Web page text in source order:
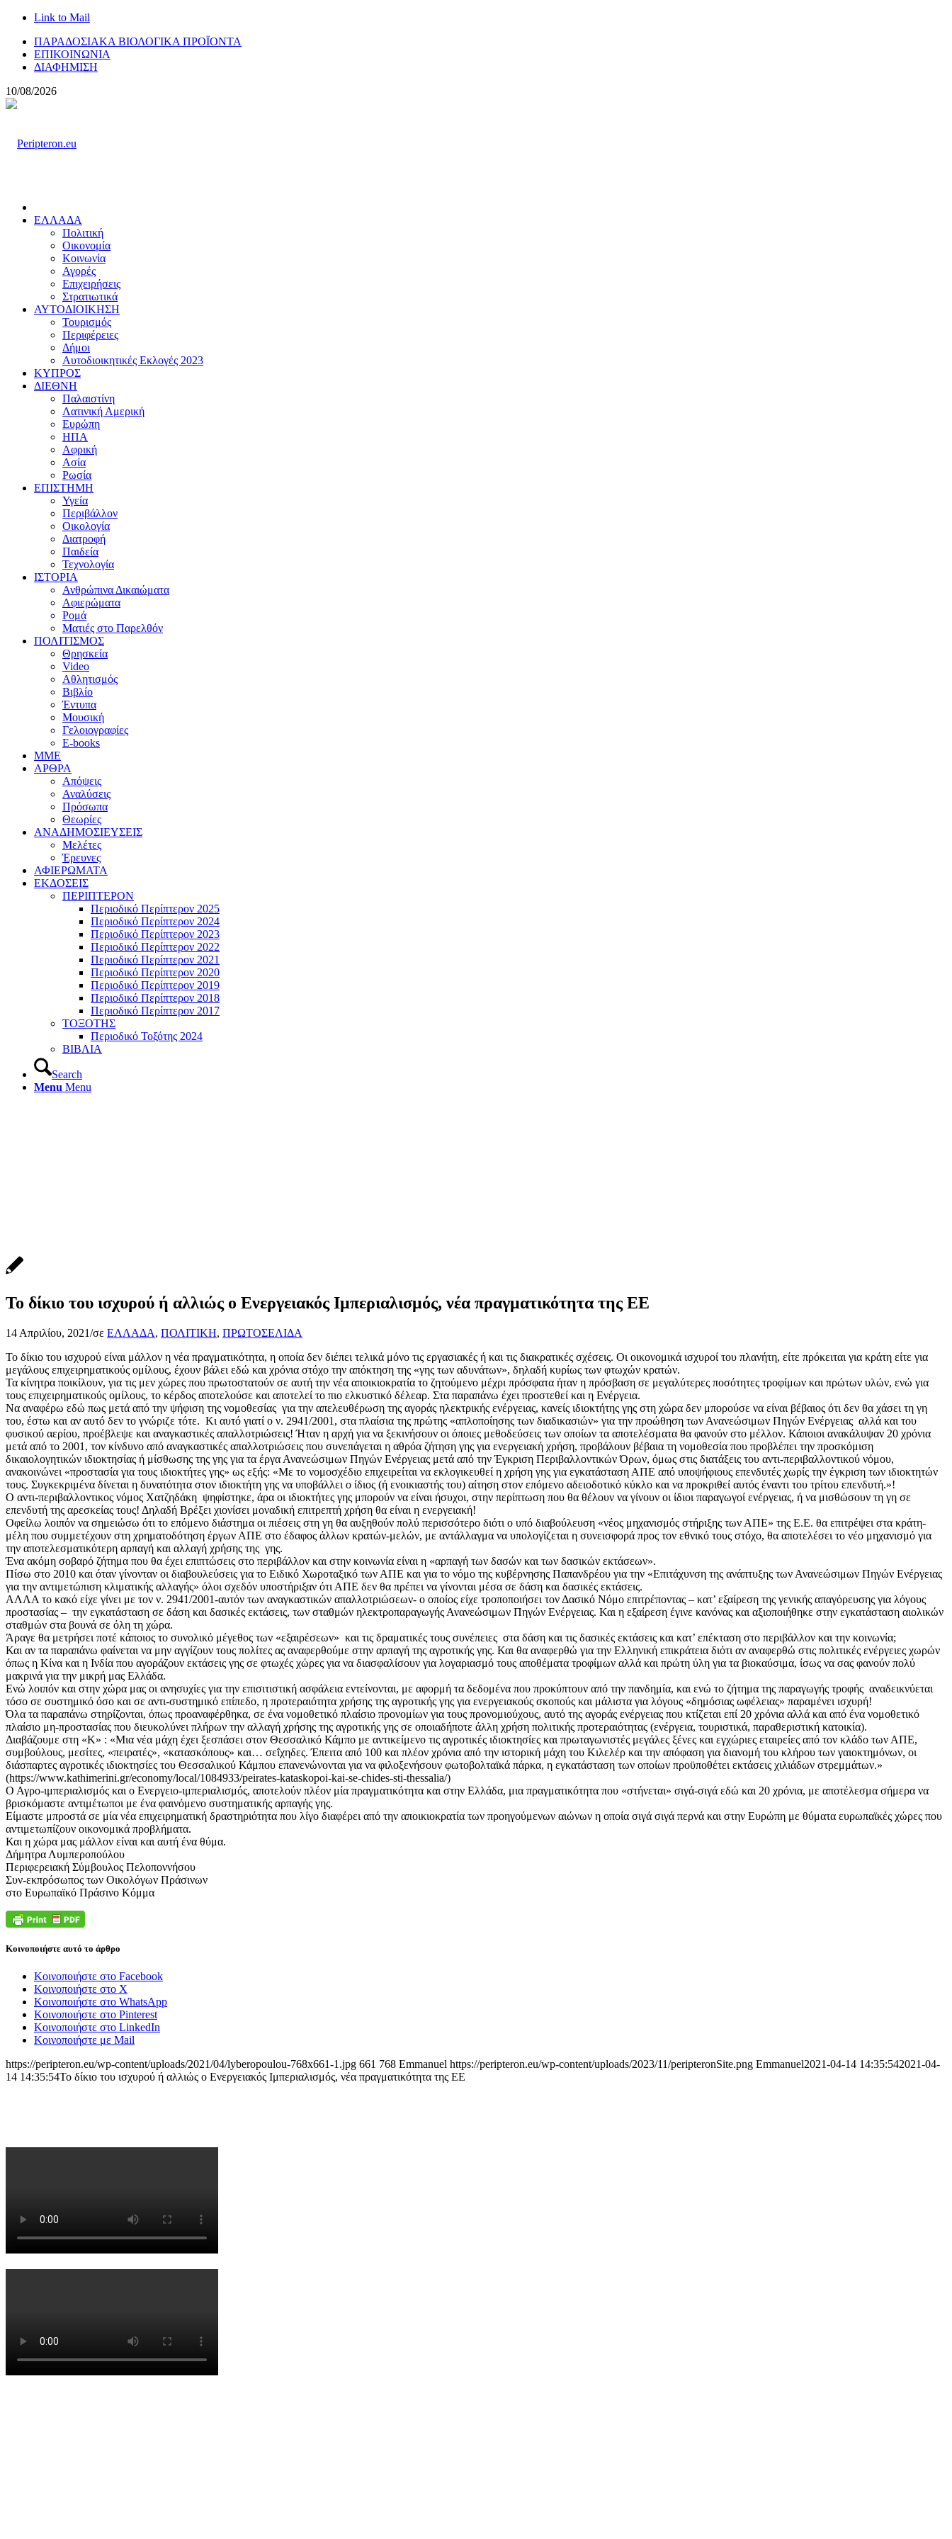
Link to Mail
ΠΑΡΑΔΟΣΙΑΚΑ ΒΙΟΛΟΓΙΚΑ ΠΡΟΪΟΝΤΑ
ΕΠΙΚΟΙΝΩΝΙΑ
ΔΙΑΦΗΜΙΣΗ
10/08/2026
ΕΛΛΑΔΑ
Πολιτική
Οικονομία
Κοινωνία
Αγορές
Επιχειρήσεις
Στρατιωτικά
ΑΥΤΟΔΙΟΙΚΗΣΗ
Τουρισμός
Περιφέρειες
Δήμοι
Αυτοδιοικητικές Εκλογές 2023
ΚΥΠΡΟΣ
ΔΙΕΘΝΗ
Παλαιστίνη
Λατινική Αμερική
Ευρώπη
ΗΠΑ
Αφρική
Ασία
Ρωσία
ΕΠΙΣΤΗΜΗ
Υγεία
Περιβάλλον
Οικολογία
Διατροφή
Παιδεία
Τεχνολογία
ΙΣΤΟΡΙΑ
Ανθρώπινα Δικαιώματα
Αφιερώματα
Ρομά
Ματιές στο Παρελθόν
ΠΟΛΙΤΙΣΜΟΣ
Θρησκεία
Video
Αθλητισμός
Βιβλίο
Έντυπα
Μουσική
Γελοιογραφίες
E-books
MME
ΑΡΘΡΑ
Απόψεις
Αναλύσεις
Πρόσωπα
Θεωρίες
ΑΝΑΔΗΜΟΣΙΕΥΣΕΙΣ
Μελέτες
Έρευνες
ΑΦΙΕΡΩΜΑΤΑ
ΕΚΔΟΣΕΙΣ
ΠΕΡΙΠΤΕΡΟΝ
Περιοδικό Περίπτερον 2025
Περιοδικό Περίπτερον 2024
Περιοδικό Περίπτερον 2023
Περιοδικό Περίπτερον 2022
Περιοδικό Περίπτερον 2021
Περιοδικό Περίπτερον 2020
Περιοδικό Περίπτερον 2019
Περιοδικό Περίπτερον 2018
Περιοδικό Περίπτερον 2017
ΤΟΞΟΤΗΣ
Περιοδικό Τοξότης 2024
ΒΙΒΛΙΑ
Search
Menu Menu
Το δίκιο του ισχυρού ή αλλιώς ο Ενεργειακός Ιμπεριαλισμός, νέα πραγματικότητα της ΕΕ
14 Απριλίου, 2021/σε ΕΛΛΑΔΑ, ΠΟΛΙΤΙΚΗ, ΠΡΩΤΟΣΕΛΙΔΑ
Το δίκιο του ισχυρού είναι μάλλον η νέα πραγματικότητα, η οποία δεν διέπει τελικά μόνο τις εργασιακές ή και τις διακρατικές σχέσεις. Οι οικονομικά ισχυροί του πλανήτη, είτε πρόκειται για κράτη είτε για
μεγάλους επιχειρηματικούς ομίλους, έχουν βάλει εδώ και χρόνια στόχο την απόκτηση της «γης των αδυνάτων», δηλαδή κυρίως των φτωχών κρατών.
Τα κίνητρα ποικίλουν, για τις μεν χώρες που πρωτοστατούν σε αυτή την νέα αποικιοκρατία το ζητούμενο μέχρι πρόσφατα ήταν η πρόσβαση σε μεγαλύτερες ποσότητες τροφίμων και πρώτων υλών, ενώ για
τους επιχειρηματικούς ομίλους, το κέρδος αποτελούσε και αποτελεί το πιο ελκυστικό δέλεαρ. Στα παραπάνω έχει προστεθεί και η Ενέργεια.
Να αναφέρω εδώ πως μετά από την ψήφιση της νομοθεσίας για την απελευθέρωση της αγοράς ηλεκτρικής ενέργειας, κανείς ιδιοκτήτης γης στη χώρα δεν μπορούσε να είναι βέβαιος ότι δεν θα χάσει τη γη
του, έστω και αν αυτό δεν το γνώριζε τότε. Κι αυτό γιατί ο ν. 2941/2001, στα πλαίσια της πρώτης «απλοποίησης των διαδικασιών» για την προώθηση των Ανανεώσιμων Πηγών Ενέργειας αλλά και του
φυσικού αερίου, προέβλεψε και αναγκαστικές απαλλοτριώσεις! Ήταν η αρχή για να ξεκινήσουν οι όποιες μεθοδεύσεις των οποίων τα αποτελέσματα θα φανούν στο μέλλον. Κάποιοι ανακάλυψαν 20 χρόνια
μετά από το 2001, τον κίνδυνο από αναγκαστικές απαλλοτριώσεις που συνεπάγεται η αθρόα ζήτηση γης για ενεργειακή χρήση, προβάλουν βέβαια τη νομοθεσία που προβλέπει την προσκόμιση
δικαιολογητικών ιδιοκτησίας ή μίσθωσης της γης για τα έργα Ανανεώσιμων Πηγών Ενέργειας μετά από την Έγκριση Περιβαλλοντικών Όρων, όμως στις διατάξεις του αντι-περιβαλλοντικού νόμου,
ανακοινώνει «προστασία για τους ιδιοκτήτες γης» ως εξής: «Με το νομοσχέδιο επιχειρείται να εκλογικευθεί η χρήση γης για εγκατάσταση ΑΠΕ από υποψήφιους επενδυτές χωρίς την έγκριση των ιδιοκτητών
τους. Συγκεκριμένα δίνεται η δυνατότητα στον ιδιοκτήτη γης να υποβάλλει ο ίδιος (ή ενοικιαστής του) αίτηση στον επόμενο αδειοδοτικό κύκλο και να προκριθεί αυτός έναντι του τρίτου επενδυτή.»!
Ο αντι-περιβαλλοντικος νόμος Χατζηδάκη ψηφίστηκε, άρα οι ιδιοκτήτες γης μπορούν να είναι ήσυχοι, στην περίπτωση που θα θέλουν να γίνουν οι ίδιοι παραγωγοί ενέργειας, ή να μισθώσουν τη γη σε
επενδυτή της αρεσκείας τους! Δηλαδή Βρέξει χιονίσει μοναδική επιτρεπτή χρήση θα είναι η ενεργειακή!
Οφείλω λοιπόν να σημειώσω ότι το επόμενο διάστημα οι πιέσεις στη γη θα αυξηθούν πολύ περισσότερο διότι ο υπό διαβούλευση «νέος μηχανισμός στήριξης των ΑΠΕ» της Ε.Ε. θα επιτρέψει στα κράτη-
μέλη που συμμετέχουν στη χρηματοδότηση έργων ΑΠΕ στο έδαφος άλλων κρατών-μελών, με αντάλλαγμα να υπολογίζεται η συνεισφορά προς τον εθνικό τους στόχο, θα αποτελέσει το νέο μηχανισμό για
την αποτελεσματικότερη αρπαγή και αλλαγή χρήσης της γης.
Ένα ακόμη σοβαρό ζήτημα που θα έχει επιπτώσεις στο περιβάλλον και στην κοινωνία είναι η «αρπαγή των δασών και των δασικών εκτάσεων».
Πίσω στο 2010 και όταν γίνονταν οι διαβουλεύσεις για το Ειδικό Χωροταξικό των ΑΠΕ και για το νόμο της κυβέρνησης Παπανδρέου για την «Επιτάχυνση της ανάπτυξης των Ανανεώσιμων Πηγών Ενέργειας
για την αντιμετώπιση κλιματικής αλλαγής» όλοι σχεδόν υποστήριξαν ότι ΑΠΕ δεν θα πρέπει να γίνονται μέσα σε δάση και δασικές εκτάσεις.
ΑΛΛΑ το κακό είχε γίνει με τον ν. 2941/2001-αυτόν των αναγκαστικών απαλλοτριώσεων- ο οποίος είχε τροποποιήσει τον Δασικό Νόμο επιτρέποντας – κατ’ εξαίρεση της γενικής απαγόρευσης για λόγους
προστασίας – την εγκατάσταση σε δάση και δασικές εκτάσεις, των σταθμών ηλεκτροπαραγωγής Ανανεώσιμων Πηγών Ενέργειας. Και η εξαίρεση έγινε κανόνας και αξιοποιήθηκε στην εγκατάσταση αιολικών
σταθμών στα βουνά σε όλη τη χώρα.
Άραγε θα μετρήσει ποτέ κάποιος το συνολικό μέγεθος των «εξαιρέσεων» και τις δραματικές τους συνέπειες στα δάση και τις δασικές εκτάσεις και κατ’ επέκταση στο περιβάλλον και την κοινωνία;
Και αν τα παραπάνω φαίνεται να μην αγγίζουν τους πολίτες ας αναφερθούμε στην αρπαγή της αγροτικής γης. Και θα αναφερθώ για την Ελληνική επικράτεια διότι αν αναφερθώ στις πολιτικές ενέργειες χωρών
όπως η Κίνα και η Ινδία που αγοράζουν εκτάσεις γης σε φτωχές χώρες για να διασφαλίσουν για λογαριασμό τους αποθέματα τροφίμων αλλά και πρώτη ύλη για τα βιοκαύσιμα, ίσως να σας φανούν πολύ
μακρινά για την μικρή μας Ελλάδα.
Ενώ λοιπόν και στην χώρα μας οι ανησυχίες για την επισιτιστική ασφάλεια εντείνονται, με αφορμή τα δεδομένα που προκύπτουν από την πανδημία, και ενώ το ζήτημα της παραγωγής τροφής αναδεικνύεται
τόσο σε συστημικό όσο και σε αντι-συστημικό επίπεδο, η προτεραιότητα χρήσης της αγροτικής γης για ενεργειακούς σκοπούς και μάλιστα για λόγους «δημόσιας ωφέλειας» παραμένει ισχυρή!
Όλα τα παραπάνω στηρίζονται, όπως προαναφέρθηκα, σε ένα νομοθετικό πλαίσιο προνομίων για τους προνομιούχους, αυτό της αγοράς ενέργειας που κτίζεται επί 20 χρόνια αλλά και από ένα νομοθετικό
πλαίσιο μη-προστασίας που διευκολύνει πλήρων την αλλαγή χρήσης της αγροτικής γης σε οποιαδήποτε άλλη χρήση πολιτικής προτεραιότητας (ενέργεια, τουριστικά, παραθεριστική κατοικία).
Διαβάζουμε στη «Κ» : «Μια νέα μάχη έχει ξεσπάσει στον Θεσσαλικό Κάμπο με αντικείμενο τις αγροτικές ιδιοκτησίες και πρωταγωνιστές μεγάλες ξένες και εγχώριες εταιρείες από τον κλάδο των ΑΠΕ,
συμβούλους, μεσίτες, «πειρατές», «κατασκόπους» και… σεΐχηδες. Έπειτα από 100 και πλέον χρόνια από την ιστορική μάχη του Κιλελέρ και την απόφαση για διανομή του κλήρου των γαιοκτημόνων, οι
διάσπαρτες αγροτικές ιδιοκτησίες του Θεσσαλικού Κάμπου επανενώνονται για να φιλοξενήσουν φωτοβολταϊκά πάρκα, η εγκατάσταση των οποίων προϋποθέτει εκτάσεις χιλιάδων στρεμμάτων.»
(https://www.kathimerini.gr/economy/local/1084933/peirates-kataskopoi-kai-se-chides-sti-thessalia/)
Ο Αγρο-ιμπεριαλισμός και ο Ενεργειο-ιμπεριαλισμός, αποτελούν πλέον μία πραγματικότητα και στην Ελλάδα, μια πραγματικότητα που «στήνεται» σιγά-σιγά εδώ και 20 χρόνια, με αποτέλεσμα σήμερα να
βρισκόμαστε αντιμέτωποι με ένα φαινόμενο συστηματικής αρπαγής γης.
Είμαστε μπροστά σε μία νέα επιχειρηματική δραστηριότητα που λίγο διαφέρει από την αποικιοκρατία των προηγούμενων αιώνων η οποία σιγά σιγά περνά και στην Ευρώπη με θύματα ευρωπαϊκές χώρες που
αντιμετωπίζουν οικονομικά προβλήματα.
Και η χώρα μας μάλλον είναι και αυτή ένα θύμα.
Δήμητρα Λυμπεροπούλου
Περιφερειακή Σύμβουλος Πελοποννήσου
Συν-εκπρόσωπος των Οικολόγων Πράσινων
στο Ευρωπαϊκό Πράσινο Κόμμα
Κοινοποιήστε αυτό το άρθρο
Κοινοποιήστε στο Facebook
Κοινοποιήστε στο X
Κοινοποιήστε στο WhatsApp
Κοινοποιήστε στο Pinterest
Κοινοποιήστε στο LinkedIn
Κοινοποιήστε με Mail
https://peripteron.eu/wp-content/uploads/2021/04/lyberopoulou-768x661-1.jpg 661 768 Emmanuel https://peripteron.eu/wp-content/uploads/2023/11/peripteronSite.png Emmanuel2021-04-14 14:35:542021-04-
14 14:35:54Το δίκιο του ισχυρού ή αλλιώς ο Ενεργειακός Ιμπεριαλισμός, νέα πραγματικότητα της ΕΕ